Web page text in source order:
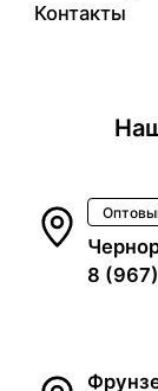
Контакты
8